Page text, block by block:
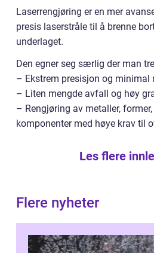
Laserrengjøring er en mer
presis laserstråle til å brenne
underlaget.
Den egner seg særlig der man
– Ekstrem presisjon og minimal
– Liten mengde avfall og høy
– Rengjøring av metaller,
komponenter med høye krav til
Les flere
Flere nyheter